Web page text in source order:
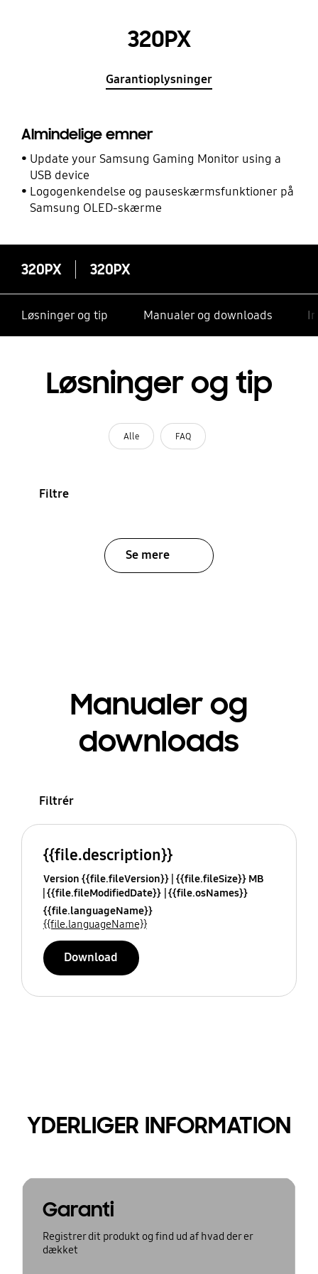
320PX
Garantioplysninger
Almindelige emner
Update your Samsung Gaming Monitor using a
USB device
Logogenkendelse og pauseskærmsfunktioner på
Samsung OLED-skærme
320PX 320PX
Løsninger og tip Manualer og downloads
Løsninger og tip
Alle FAQ
Filtre
Se mere
Manualer og
downloads
Filtrér
{{file.description}}
Version {{file.fileVersion}} {{file.fileSize}} MB
{{file.fileModifiedDate}} {{file.osNames}}
{{file.languageName}}
{{file.languageName}}
Download
YDERLIGER INFORMATION
Garanti
Registrer dit produkt og find ud af hvad der er
dækket